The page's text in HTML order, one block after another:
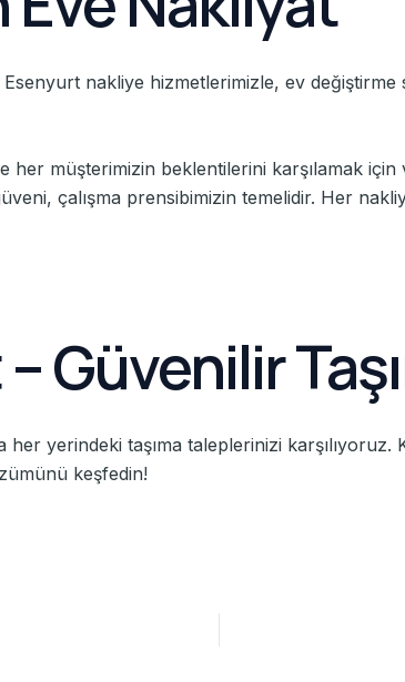
nakliye hizmetlerimizle, ev
müşterimizin beklentilerini karşılamak için
çalışma prensibimizin temelidir. Her
Güvenilir
her yerindeki taşıma taleplerinizi
keşfedin!